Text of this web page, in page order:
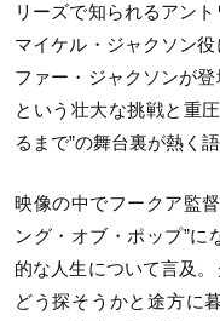
リーズで知られるアン
マイケル・ジャクソン
ファー・ジャクソンが
という壮大な挑戦と重
るまで”の舞台裏が熱く
映像の中でフークア監
ング・オブ・ポップ”に
的な人生について言及
どう探そうかと途方に